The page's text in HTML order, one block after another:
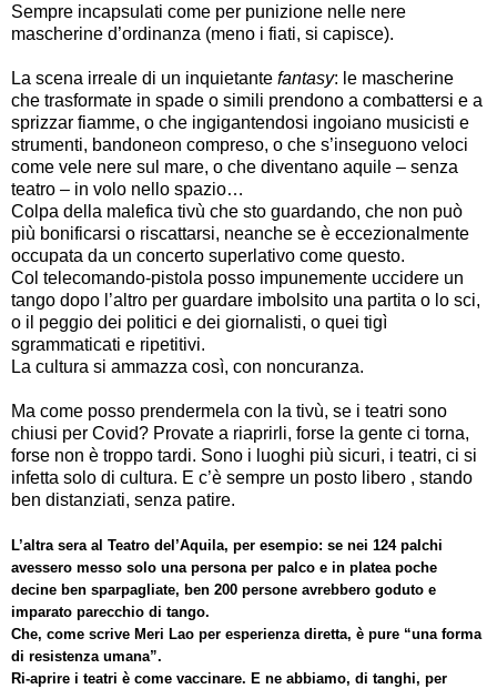
Sempre incapsulati come per punizione nelle nere
mascherine d’ordinanza (meno i fiati, si capisce).
La scena irreale di un inquietante fantasy: le mascherine
che trasformate in spade o simili prendono a combattersi e a
sprizzar fiamme, o che ingigantendosi ingoiano musicisti e
strumenti, bandoneon compreso, o che s’inseguono veloci
come vele nere sul mare, o che diventano aquile – senza
teatro – in volo nello spazio…
Colpa della malefica tivù che sto guardando, che non può
più bonificarsi o riscattarsi, neanche se è eccezionalmente
occupata da un concerto superlativo come questo.
Col telecomando-pistola posso impunemente uccidere un
tango dopo l’altro per guardare imbolsito una partita o lo sci,
o il peggio dei politici e dei giornalisti, o quei tigì
sgrammaticati e ripetitivi.
La cultura si ammazza così, con noncuranza.
Ma come posso prendermela con la tivù, se i teatri sono
chiusi per Covid? Provate a riaprirli, forse la gente ci torna,
forse non è troppo tardi. Sono i luoghi più sicuri, i teatri, ci si
infetta solo di cultura. E c’è sempre un posto libero , stando
ben distanziati, senza patire.
L’altra sera al Teatro del’Aquila, per esempio: se nei 124 palchi
avessero messo solo una persona per palco e in platea poche
decine ben sparpagliate, ben 200 persone avrebbero goduto e
imparato parecchio di tango.
Che, come scrive Meri Lao per esperienza diretta, è pure “una forma
di resistenza umana”.
Ri-aprire i teatri è come vaccinare. E ne abbiamo, di tanghi, per